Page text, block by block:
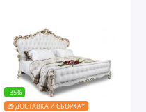
-35%
🎁 ДОСТАВКА И СБОРКА*